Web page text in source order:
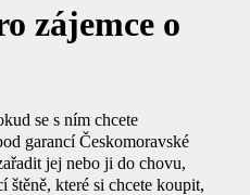
zájemce o
se s ním chcete
garancí Českomoravské
jej nebo ji do chovu,
štěně, které si chcete koupit,